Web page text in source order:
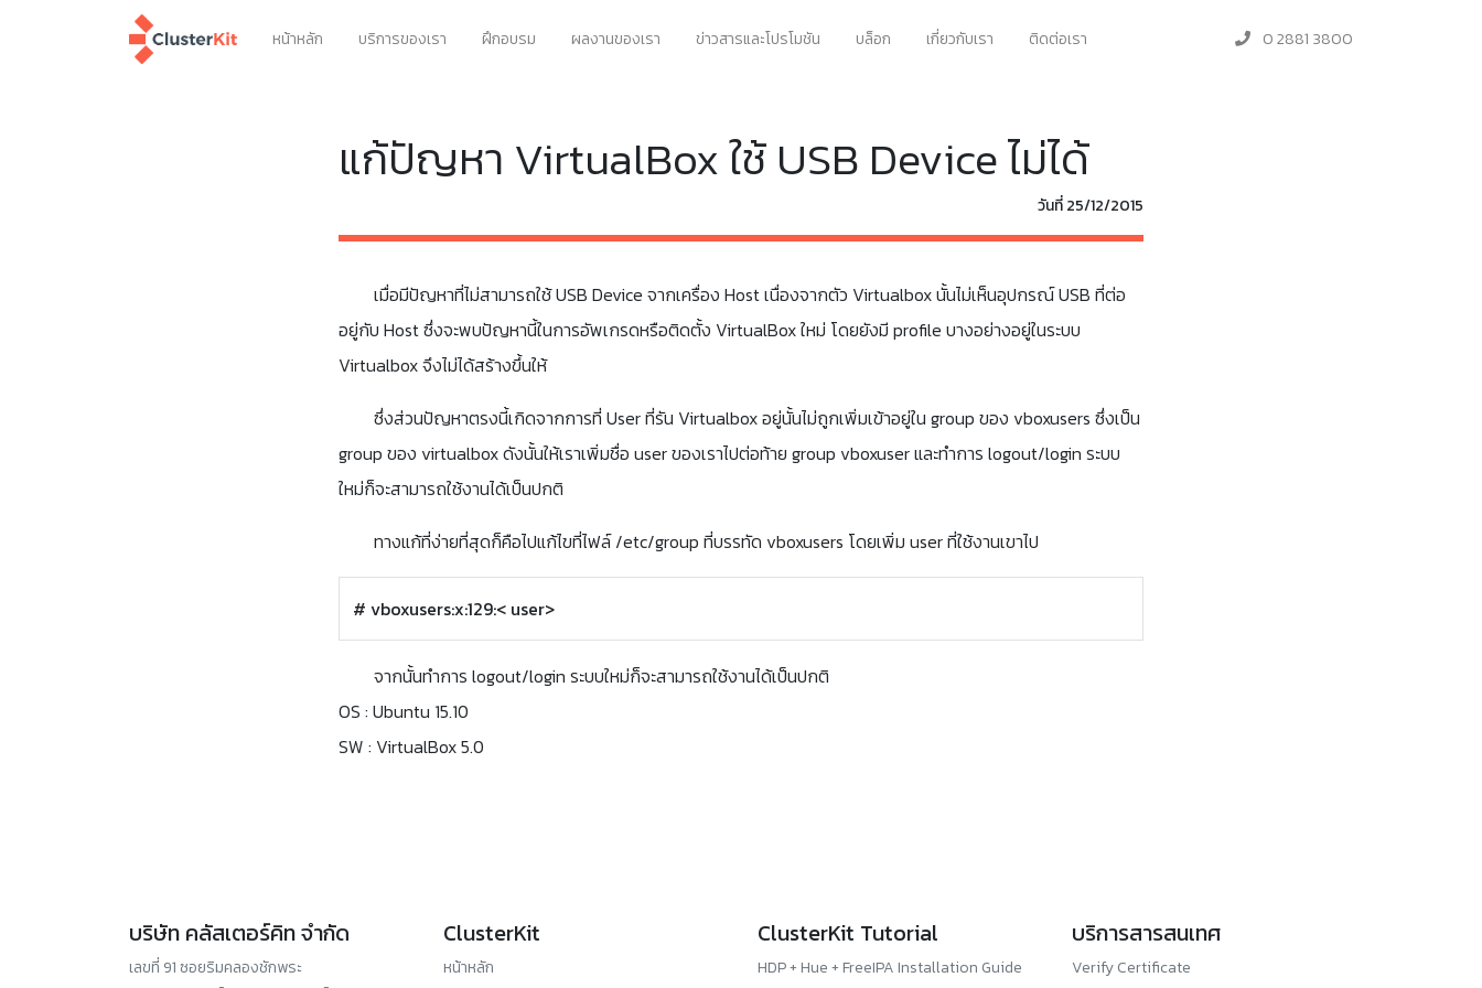
หน้าหลัก บริการของเรา ฝึกอบรม ผลงานของเรา ข่าวสารและโปรโมชัน บล็อก เกี่ยวกับเรา ติดต่อเรา 0 2881 3800
แก้ปัญหา VirtualBox ใช้ USB Device ไม่ได้
วันที่ 25/12/2015
เมื่อมีปัญหาที่ไม่สามารถใช้ USB Device จากเครื่อง Host เนื่องจากตัว Virtualbox นั้นไม่เห็นอุปกรณ์ USB ที่ต่อ
อยู่กับ Host ซึ่งจะพบปัญหานี้ในการอัพเกรดหรือติดตั้ง VirtualBox ใหม่ โดยยังมี profile บางอย่างอยู่ในระบบ
Virtualbox จึงไม่ได้สร้างขึ้นให้
ซึ่งส่วนปัญหาตรงนี้เกิดจากการที่ User ที่รัน Virtualbox อยู่นั้นไม่ถูกเพิ่มเข้าอยู่ใน group ของ vboxusers ซึ่งเป็น
group ของ virtualbox ดังนั้นให้เราเพิ่มชื่อ user ของเราไปต่อท้าย group vboxuser และทำการ logout/login ระบบ
ใหม่ก็จะสามารถใช้งานได้เป็นปกติ
ทางแก้ที่ง่ายที่สุดก็คือไปแก้ไขที่ไฟล์ /etc/group ที่บรรทัด vboxusers โดยเพิ่ม user ที่ใช้งานเขาไป
# vboxusers:x:129:< user>
จากนั้นทำการ logout/login ระบบใหม่ก็จะสามารถใช้งานได้เป็นปกติ
OS : Ubuntu 15.10
SW : VirtualBox 5.0
บริษัท คลัสเตอร์คิท จำกัด
เลขที่ 91 ซอยริมคลองชักพระ
ClusterKit
หน้าหลัก
ClusterKit Tutorial
HDP + Hue + FreeIPA Installation Guide
บริการสารสนเทศ
Verify Certificate